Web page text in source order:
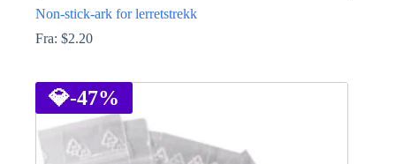
Non-stick-ark for lerretstrekk
Fra: $2.20
har
flere
varianter.
Alternativene
💎-47%